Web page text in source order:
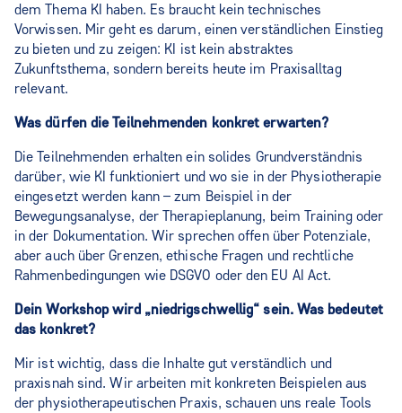
dem Thema KI haben. Es braucht kein technisches
Vorwissen. Mir geht es darum, einen verständlichen Einstieg
zu bieten und zu zeigen: KI ist kein abstraktes
Zukunftsthema, sondern bereits heute im Praxisalltag
relevant.
Was dürfen die Teilnehmenden konkret erwarten?
Die Teilnehmenden erhalten ein solides Grundverständnis
darüber, wie KI funktioniert und wo sie in der Physiotherapie
eingesetzt werden kann – zum Beispiel in der
Bewegungsanalyse, der Therapieplanung, beim Training oder
in der Dokumentation. Wir sprechen offen über Potenziale,
aber auch über Grenzen, ethische Fragen und rechtliche
Rahmenbedingungen wie DSGVO oder den EU AI Act.
Dein Workshop wird „niedrigschwellig“ sein. Was bedeutet
das konkret?
Mir ist wichtig, dass die Inhalte gut verständlich und
praxisnah sind. Wir arbeiten mit konkreten Beispielen aus
der physiotherapeutischen Praxis, schauen uns reale Tools